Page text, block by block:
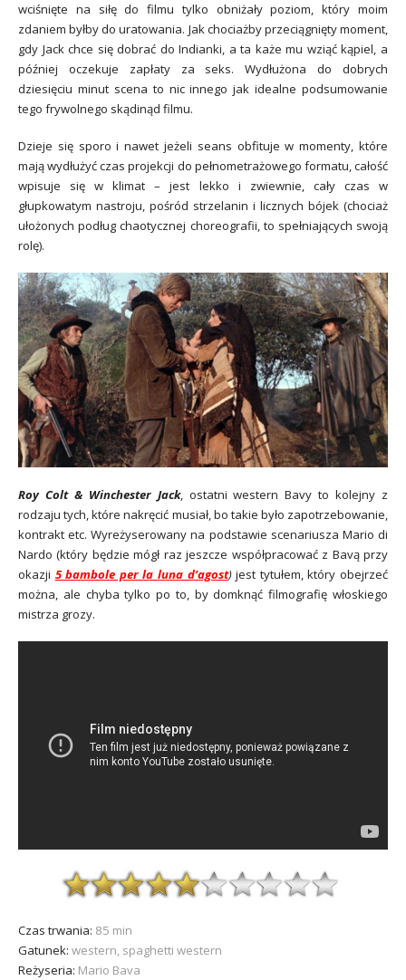
wciśnięte na siłę do filmu tylko obniżały poziom, który moim
zdaniem byłby do uratowania. Jak chociażby przeciągnięty moment,
gdy Jack chce się dobrać do Indianki, a ta każe mu wziąć kąpiel, a
później oczekuje zapłaty za seks. Wydłużona do dobrych
dziesięciu minut scena to nic innego jak idealne podsumowanie
tego frywolnego skądinąd filmu.
Dzieje się sporo i nawet jeżeli seans obfituje w momenty, które
mają wydłużyć czas projekcji do pełnometrażowego formatu, całość
wpisuje się w klimat – jest lekko i zwiewnie, cały czas w
głupkowatym nastroju, pośród strzelanin i licznych bójek (chociaż
ułożonych podług chaotycznej choreografii, to spełniających swoją
rolę).
Roy Colt & Winchester Jack, ostatni western Bavy to kolejny z
rodzaju tych, które nakręcić musiał, bo takie było zapotrzebowanie,
kontrakt etc. Wyreżyserowany na podstawie scenariusza Mario di
Nardo (który będzie mógł raz jeszcze współpracować z Bavą przy
okazji 5 bambole per la luna d’agost)jest tytułem, który obejrzeć
można, ale chyba tylko po to, by domknąć filmografię włoskiego
mistrza grozy.
Czas trwania: 85 min
Gatunek: western, spaghetti western
Reżyseria: Mario Bava